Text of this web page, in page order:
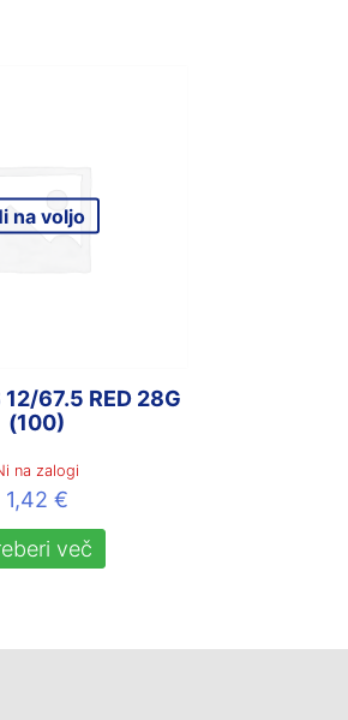
na voljo
67.5 RED 28G
(100)
na zalogi
1,42 €
več